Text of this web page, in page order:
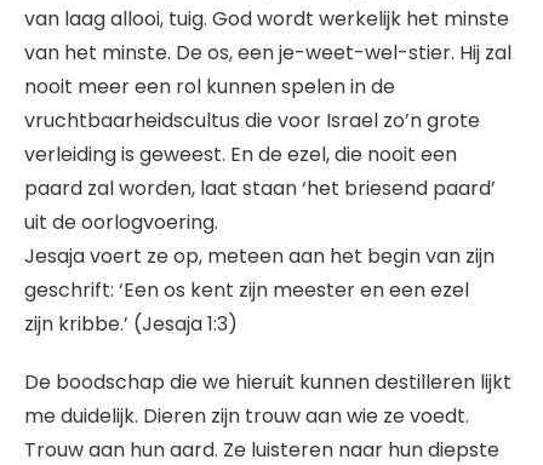
van laag allooi, tuig. God wordt werkelijk het minste
van het minste. De os, een je-weet-wel-stier. Hij zal
nooit meer een rol kunnen spelen in de
vruchtbaarheidscultus die voor Israel zo’n grote
verleiding is geweest. En de ezel, die nooit een
paard zal worden, laat staan ‘het briesend paard’
uit de oorlogvoering.
Jesaja voert ze op, meteen aan het begin van zijn
geschrift: ‘Een os kent zijn meester en een ezel
zijn kribbe.’ (Jesaja 1:3)
De boodschap die we hieruit kunnen destilleren lijkt
me duidelijk. Dieren zijn trouw aan wie ze voedt.
Trouw aan hun aard. Ze luisteren naar hun diepste